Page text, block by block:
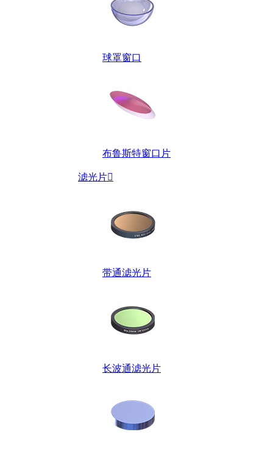
球罩窗口
布鲁斯特窗口片
滤光片
带通滤光片
长波通滤光片